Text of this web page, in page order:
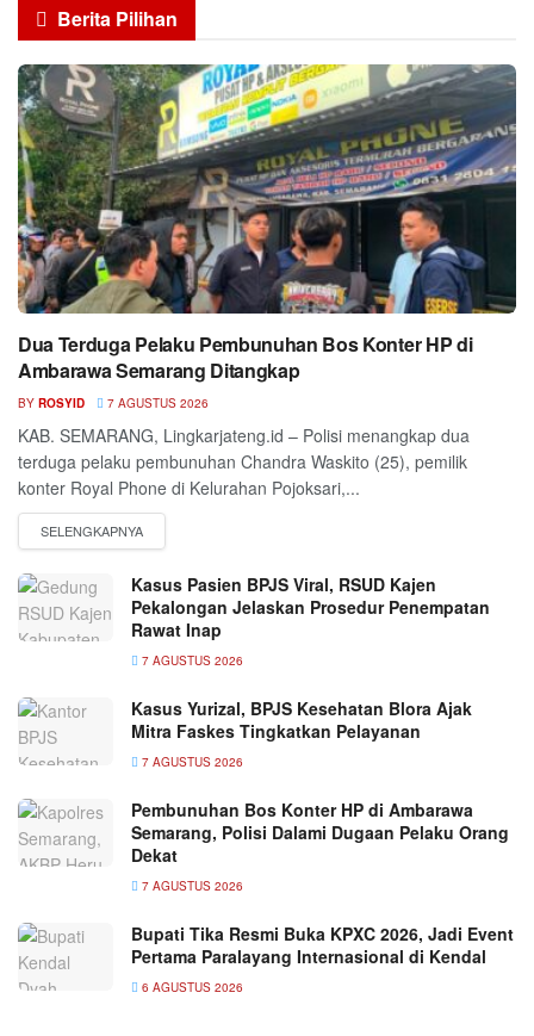
Berita Pilihan
Dua Terduga Pelaku Pembunuhan Bos Konter HP di
Ambarawa Semarang Ditangkap
BY ROSYID 7 AGUSTUS 2026
KAB. SEMARANG, Lingkarjateng.id – Polisi menangkap dua
terduga pelaku pembunuhan Chandra Waskito (25), pemilik
konter Royal Phone di Kelurahan Pojoksari,...
Kasus Pasien BPJS Viral, RSUD Kajen
Pekalongan Jelaskan Prosedur Penempatan
Rawat Inap
7 AGUSTUS 2026
Kasus Yurizal, BPJS Kesehatan Blora Ajak
Mitra Faskes Tingkatkan Pelayanan
7 AGUSTUS 2026
Pembunuhan Bos Konter HP di Ambarawa
Semarang, Polisi Dalami Dugaan Pelaku Orang
Dekat
7 AGUSTUS 2026
Bupati Tika Resmi Buka KPXC 2026, Jadi Event
Pertama Paralayang Internasional di Kendal
6 AGUSTUS 2026